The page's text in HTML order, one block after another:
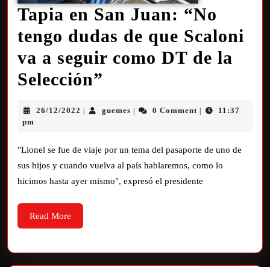
Tapia en San Juan: “No
tengo dudas de que Scaloni
va a seguir como DT de la
Selección”
26/12/2022 guemes 0 Comment
11:37
pm
"Lionel se fue de viaje por un tema del pasaporte de uno de
sus hijos y cuando vuelva al país hablaremos, como lo
hicimos hasta ayer mismo", expresó el presidente
Read More